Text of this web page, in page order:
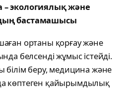
– экологиялық және
бастамашысы
ортаны қорғау және
белсенді жұмыс істейді.
білім беру, медицина және
көптеген қайырымдылық